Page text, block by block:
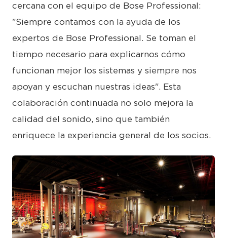
cercana con el equipo de Bose Professional:
"Siempre contamos con la ayuda de los
expertos de Bose Professional. Se toman el
tiempo necesario para explicarnos cómo
funcionan mejor los sistemas y siempre nos
apoyan y escuchan nuestras ideas". Esta
colaboración continuada no solo mejora la
calidad del sonido, sino que también
enriquece la experiencia general de los socios.